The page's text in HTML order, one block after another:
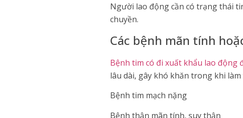
Người lao động cần có trạng thái
chuyền.
Các bệnh mãn tính
Bệnh tim có đi xuất khẩu lao động
lâu dài, gây khó khăn trong khi làm
Bệnh tim mạch nặng
Bệnh thận mãn tính, suy thận